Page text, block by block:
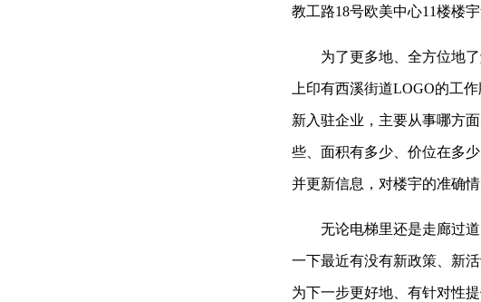
教工路18号欧美中心11楼楼
为了更多地、全方位地了
上印有西溪街道LOGO的工
新入驻企业，主要从事哪方
些、面积有多少、价位在多
并更新信息，对楼宇的准确情
无论电梯里还是走廊过道
一下最近有没有新政策、新
为下一步更好地、有针对性